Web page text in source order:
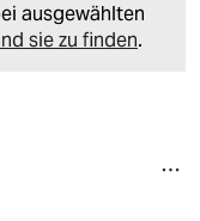
ausgewählten
sie zu finden.